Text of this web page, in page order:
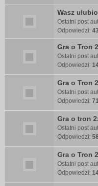
Wasz
Ostatni post
Odpowiedzi: 43
Gra o Tron
Ostatni post
Odpowiedzi:
Gra o Tron
Ostatni post
Odpowiedzi:
Gra o tron
Ostatni post
Odpowiedzi:
Gra o Tron
Ostatni post
Odpowiedzi: